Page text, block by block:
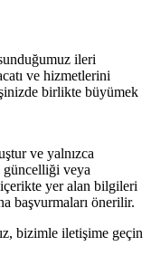
ileri
ve hizmetlerini
birlikte büyümek
ve yalnızca
güncelliği veya
yer alan bilgileri
başvurmaları önerilir.
bizimle iletişime geçin